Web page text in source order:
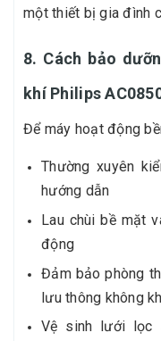
một thiết bị gia đình
8. Cách bảo
khí Philips
Để máy hoạt động
Thường xuyên
hướng dẫn
Lau chùi bề mặt
động
Đảm bảo phòng
lưu thông không
Vệ sinh lưới lọc